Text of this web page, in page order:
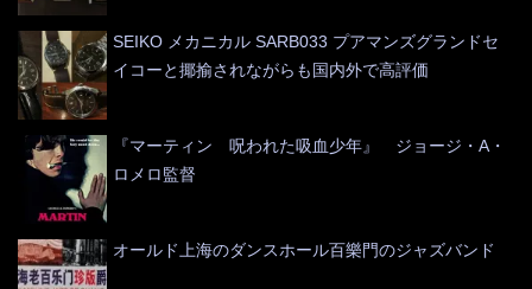
SEIKO メカニカル SARB033 プアマンズグランドセ
イコーと揶揄されながらも国内外で高評価
『マーティン 呪われた吸血少年』 ジョージ・A・
ロメロ監督
オールド上海のダンスホール百樂門のジャズバンド